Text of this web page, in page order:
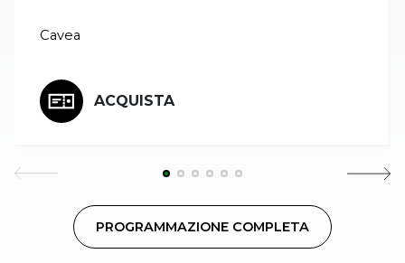
Cavea
ACQUISTA
PROGRAMMAZIONE COMPLETA